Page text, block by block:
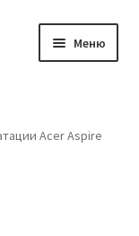
Меню
Acer Aspire